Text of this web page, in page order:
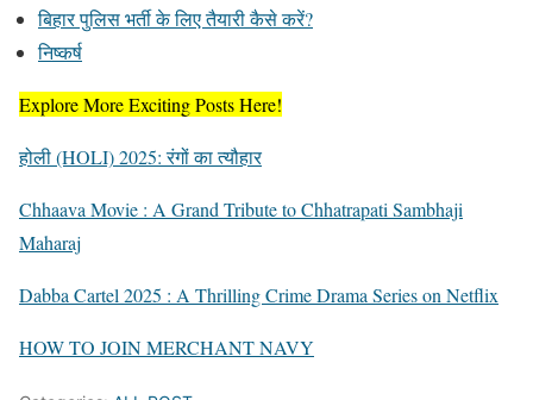
बिहार पुलिस भर्ती के लिए तैयारी कैसे करें?
निष्कर्ष
Explore More Exciting Posts Here!
होली (HOLI) 2025: रंगों का त्यौहार
Chhaava Movie : A Grand Tribute to Chhatrapati Sambhaji
Maharaj
Dabba Cartel 2025 : A Thrilling Crime Drama Series on Netflix
HOW TO JOIN MERCHANT NAVY